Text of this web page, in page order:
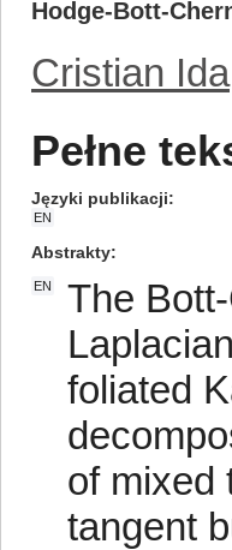
Hodge-Bott-
Cristian Ida
Pełne
Języki publikacji
EN
Abstrakty
EN
The
foliated
of mixed
tangent